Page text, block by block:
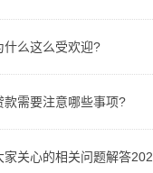
什么这么受欢迎?
款需要注意哪些事项?
家关心的相关问题解答